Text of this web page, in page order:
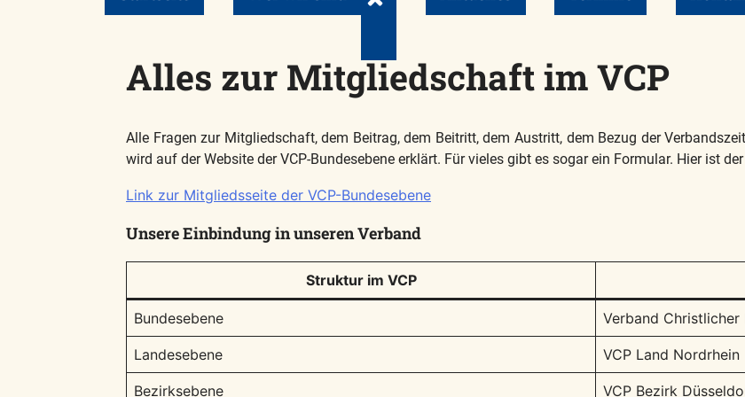
Alles zur Mitgliedschaft im VCP
Alle Fragen zur Mitgliedschaft, dem Beitrag, dem Beitritt, dem Austritt, dem Bezug der
wird auf der Website der VCP-Bundesebene erklärt. Für vieles gibt es sogar ein Formular. Hier ist
Link zur Mitgliedsseite der VCP-Bundesebene
Unsere Einbindung in unseren Verband
Struktur im VCP
Bundesebene Verband
Landesebene VCP Land Nordrhein
Bezirksebene VCP Bezirk